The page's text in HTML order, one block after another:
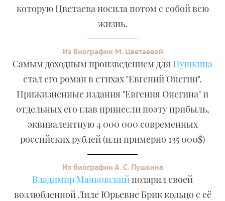
которую Цветаева носила потом с собой всю
жизнь.
Из биографии М. Цветаевой
Самым доходным произведением для Пушкина
стал его роман в стихах "Евгений Онегин".
Прижизненные издания "Евгения Онегина" и
отдельных его глав принесли поэту прибыль,
эквивалентную 4 000 000 современных
российских рублей (или примерно 135 000$)
Из биографии А. С. Пушкина
Владимир Маяковскийподарил своей
возлюбленной Лиле Юрьевне Брик кольцо с её